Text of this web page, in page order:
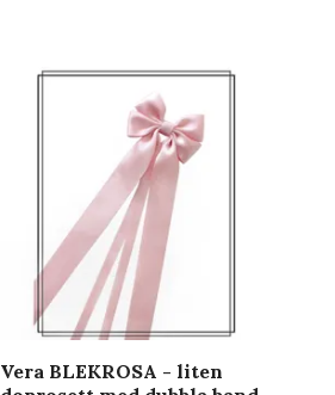
Vera BLEKROSA - liten